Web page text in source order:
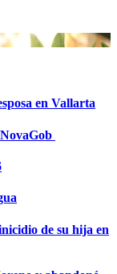
en Vallarta
de su hija en